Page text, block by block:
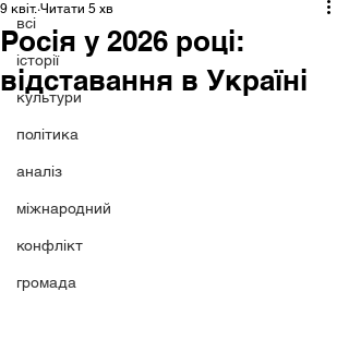
всі
історії
культури
політика
аналіз
міжнародний
конфлікт
громада
Росія у 2026 році:
відставання в Україні
9 квіт. Читати 5 хв